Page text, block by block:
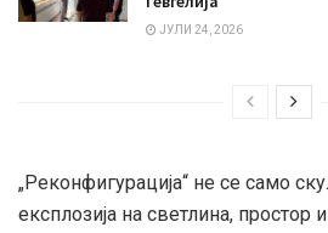
ЈУЛИ 24, 2026
„Реконфигурација“ не се само
експлозија на светлина, простор